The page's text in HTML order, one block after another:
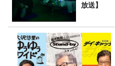
放送】